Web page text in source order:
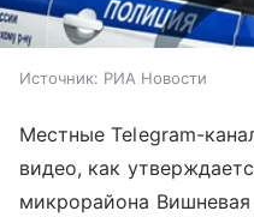
Источник: РИА Новости
Местные Telegram-
видео, как
микрорайона Вишневая